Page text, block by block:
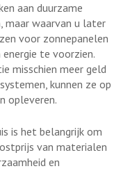
aan duurzame
maar waarvan u later
voor zonnepanelen
te voorzien.
misschien meer geld
kunnen ze op
opleveren.
is het belangrijk om
van materialen
en